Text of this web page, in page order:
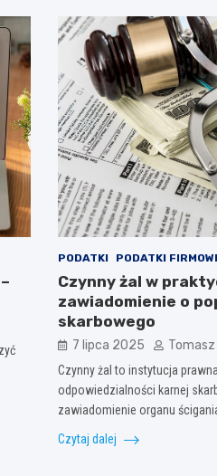
PODATKI PODATKI
Czynny żal w
zawiadomienie o
skarbowego
7 lipca 2025
Czynny żal to instytucja
odpowiedzialności karnej
zawiadomienie organu
Czytaj dalej